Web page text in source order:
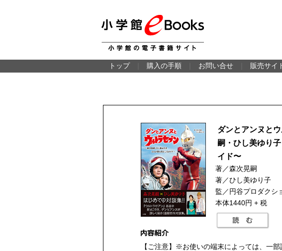
トップ 購入の手順 お問い合せ 販売サイ
ダンとアンヌと
嗣・ひし美ゆり
イド〜
著／森次晃嗣
著／ひし美ゆり子
監／円谷プロダクシ
本体1440円 + 税
【ご注意】※お使いの端末によっては、一